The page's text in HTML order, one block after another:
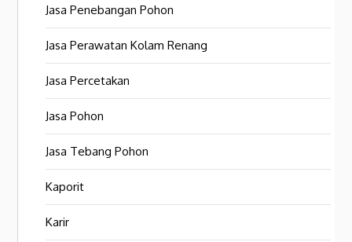
Jasa Penebangan Pohon
Jasa Perawatan Kolam Renang
Jasa Percetakan
Jasa Pohon
Jasa Tebang Pohon
Kaporit
Karir